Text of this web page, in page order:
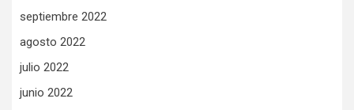
septiembre 2022
agosto 2022
julio 2022
junio 2022